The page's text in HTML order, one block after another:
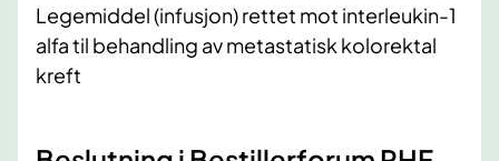
Legemiddel (infusjon) rettet mot interleukin-1
alfa til behandling av metastatisk kolorektal
kreft